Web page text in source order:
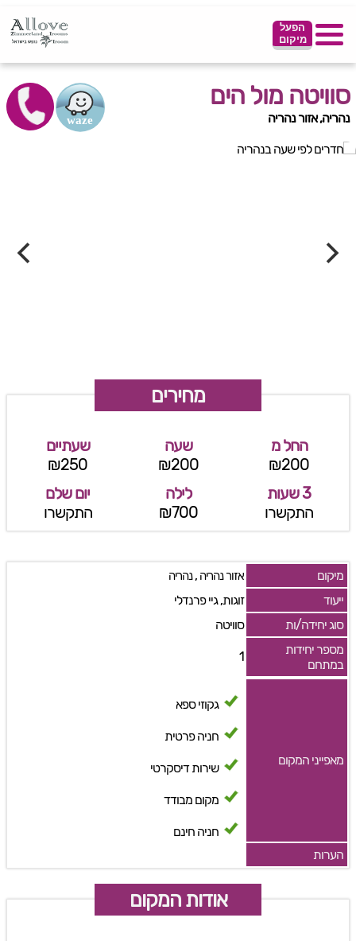
הפעל
מיקום
סוויטה מול הים
נהריה, אזור נהריה
מחירים
החל מ
₪200
שעה
₪200
שעתיים
₪250
3 שעות
התקשרו
לילה
₪700
יום שלם
התקשרו
מיקום אזור נהריה,נהריה
ייעוד
זוגות, גיי פרנדלי
סוג יחידה/ות
סוויטה
מספר יחידות
במתחם
1
מאפייני המקום
גקוזי ספא
חניה פרטית
שירות דיסקרטי
מקום מבודד
חניה חינם
הערות
אודות המקום